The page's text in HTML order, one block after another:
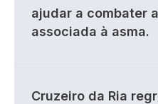
ajudar a combater
associada à asma.
Cruzeiro da Ria